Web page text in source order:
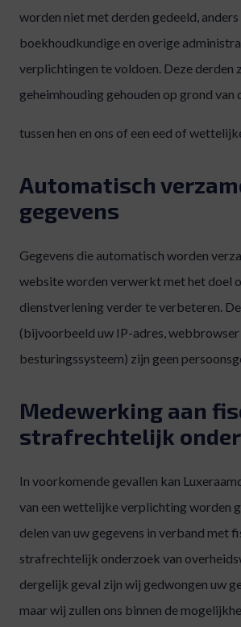
worden niet met derden gedeeld, anders
boekhoudkundige en overige
verplichtingen te voldoen. Deze derden
geheimhouding gehouden op grond van
tussen hen en ons of een eed of
Automatisch
gegevens
Gegevens die automatisch worden
website worden verwerkt met het doel
dienstverlening verder te verbeteren.
(bijvoorbeeld uw IP-adres, webbrowser
besturingssysteem) zijn geen
Medewerking aan
strafrechtelijk
In voorkomende gevallen kan
van een wettelijke verplichting worden
delen van uw gegevens in verband met
strafrechtelijk onderzoek van
dergelijk geval zijn wij gedwongen uw
maar wij zullen ons binnen de